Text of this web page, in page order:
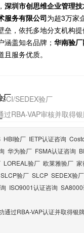
厂
深圳市创思维企业管理
服务有限公司为超3万家
垒，依托多地分支机构提
盖知名品牌； 华南验厂
服务优质。
SEDEX验厂
RBA-VAP审核并取得
HBI验厂 IETP认证咨询
华为验厂 FSMA认证咨询
LOREAL验厂 欧莱雅验厂 家
SLCP验厂 SLCP SEDEX验厂
ISO9001认证咨询
通过RBA-VAP认证并取得银